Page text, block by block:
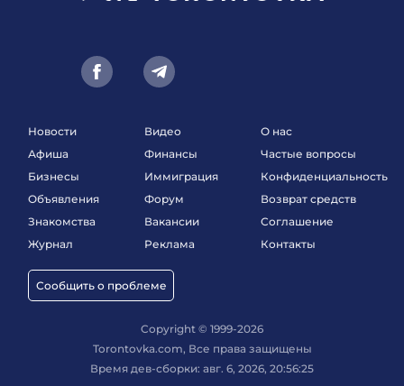
Новости
Афиша
Бизнесы
Объявления
Знакомства
Журнал
Сообщить о проблеме
Видео
Финансы
Иммиграция
Форум
Вакансии
Реклама
О нас
Частые вопросы
Конфиденциальность
Возврат средств
Соглашение
Контакты
Copyright © 1999-2026
Torontovka.com, Все права защищены
Время дев-сборки: авг. 6, 2026, 20:56:25